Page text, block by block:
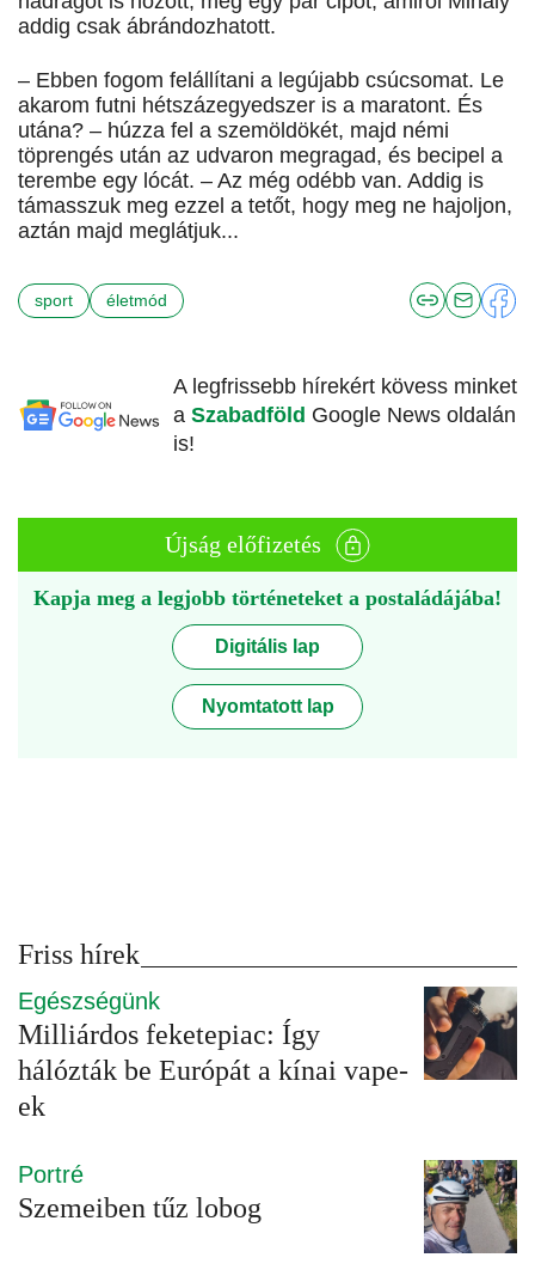
addig csak ábrándozhatott.
– Ebben fogom felállítani a legújabb csúcsomat. Le
akarom futni hétszázegyedszer is a maratont. És
utána? – húzza fel a szemöldökét, majd némi
töprengés után az udvaron megragad, és becipel a
terembe egy lócát. – Az még odébb van. Addig is
támasszuk meg ezzel a tetőt, hogy meg ne hajoljon,
aztán majd meglátjuk...
sport életmód
A legfrissebb hírekért kövess minket
a Szabadföld Google News oldalán
is!
Újság előfizetés
Kapja meg a legjobb történeteket a postaládájába!
Digitális lap
Nyomtatott lap
Friss hírek
Egészségünk
Milliárdos feketepiac: Így
hálózták be Európát a kínai vape-
ek
Portré
Szemeiben tűz lobog